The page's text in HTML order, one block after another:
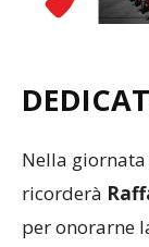
Nella
ricorderà
per onorarne